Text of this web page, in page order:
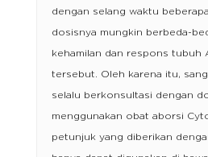
dengan selang waktu
dosisnya mungkin berbeda-
kehamilan dan respons tubuh
tersebut. Oleh karena itu,
selalu berkonsultasi dengan
menggunakan obat aborsi
petunjuk yang diberikan